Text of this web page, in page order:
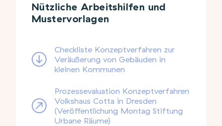
Nützliche Arbeitshilfen und
Mustervorlagen
Checkliste Konzeptverfahren zur
Veräußerung von Gebäuden in
kleinen Kommunen
Prozessevaluation Konzeptverfahren
Volkshaus Cotta in Dresden
(Veröffentlichung Montag Stiftung
Urbane Räume)